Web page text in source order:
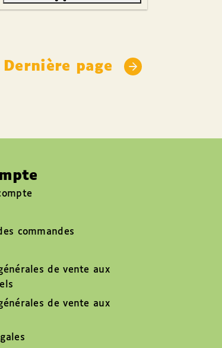
Dernière page
commandes
de vente aux
de vente aux